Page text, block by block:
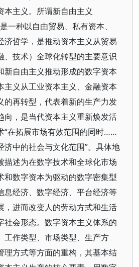
本主义。所谓新自由主义
一种以自由贸易、私有资本、
济哲学，是推动资本主义从贸易
、技术）全球化转型的主要意识
新自由主义推动形成的数字资本
主义从工业资本主义、金融资本
的再转型，代表着新的生产力发
向，是当代资本主义重新焕发活
“在拓展市场有效范围的同时……
济中的社会与文化范围”。具体地
描述为在数字技术和全球化市场
和数字资本为驱动的数字密集型
息经济、数字经济、平台经济等
，进而改变人的劳动方式和生活
社会形态。数字资本主义体系的
工作类型、市场类型、生产方
理方式等方面的重构，其基本结